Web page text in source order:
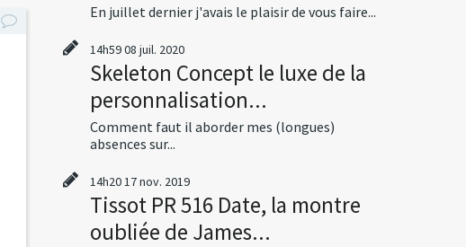
En juillet dernier j'avais le plaisir de vous faire...
14h5908 juil. 2020
Skeleton Concept le luxe de la
personnalisation...
Comment faut il aborder mes (longues)
absences sur...
14h2017nov. 2019
Tissot PR 516 Date, la montre
oubliée de James...